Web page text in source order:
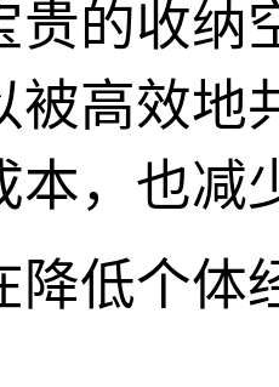
贵的收纳
被高效地
本，也减
降低个体